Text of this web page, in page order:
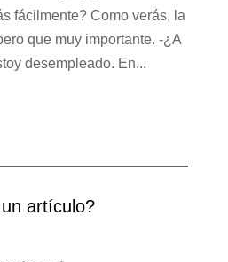
fácilmente? Como verás, la
que muy importante. -¿A
desempleado. En...
artículo?